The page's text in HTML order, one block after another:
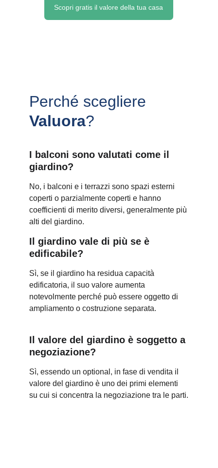
Scopri gratis il valore della tua casa
Perché scegliere
Valuora?
I balconi sono valutati come il
giardino?
No, i balconi e i terrazzi sono spazi esterni
coperti o parzialmente coperti e hanno
coefficienti di merito diversi, generalmente più
alti del giardino.
Il giardino vale di più se è
edificabile?
Sì, se il giardino ha residua capacità
edificatoria, il suo valore aumenta
notevolmente perché può essere oggetto di
ampliamento o costruzione separata.
Il valore del giardino è soggetto a
negoziazione?
Sì, essendo un optional, in fase di vendita il
valore del giardino è uno dei primi elementi
su cui si concentra la negoziazione tra le parti.